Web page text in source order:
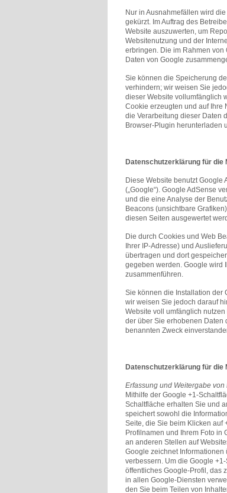
Nur in Ausnahmefällen wird
gekürzt. Im Auftrag des
Website auszuwerten, um
Websitenutzung und der
erbringen. Die im Rahmen von
Daten von Google
Sie können die Speicherung
verhindern; wir weisen Sie
dieser Website vollumfänglich
Cookie erzeugten und auf Ihre
die Verarbeitung dieser Daten
Browser-Plugin herunterladen
Datenschutzerklärung für die
Diese Website benutzt
(„Google“). Google AdSense
und die eine Analyse der
Beacons (unsichtbare
diesen Seiten ausgewertet
Die durch Cookies und Web
Ihrer IP-Adresse) und
übertragen und dort
gegeben werden. Google wird
zusammenführen.
Sie können die Installation der
wir weisen Sie jedoch darauf
Website voll umfänglich
der über Sie erhobenen Daten
benannten Zweck
Datenschutzerklärung für die
Erfassung und Weitergabe von
Mithilfe der Google +1-
Schaltfläche erhalten Sie und
speichert sowohl die
Seite, die Sie beim Klicken auf
Profilnamen und Ihrem Foto
an anderen Stellen auf
Google zeichnet Informationen
verbessern. Um die Google
öffentliches Google-Profil, das
in allen Google-Diensten
den Sie beim Teilen von